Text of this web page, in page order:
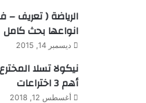
الرياضة ( تعريف –
انواعها بحث كامل
ديسمبر 14, 2015
نيكولا تسلا
أهم 3 اختراعات
أغسطس 12, 2018